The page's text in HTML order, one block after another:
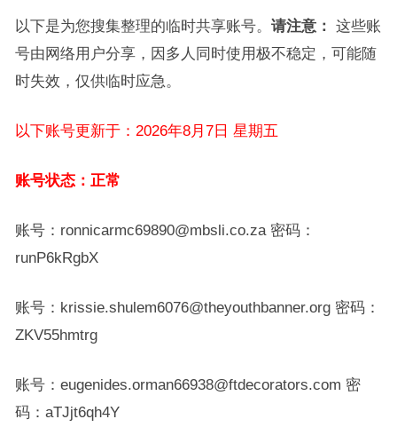
以下是为您搜集整理的临时共享账号。 请注意：
这些账
号由网络用户分享，因多人同时使用极不稳定，可能随
时失效，仅供临时应急。
以下账号更新于：2026年8月7日 星期五
账号状态：正常
账号：ronnicarmc69890@mbsli.co.za 密码：
runP6kRgbX
账号：krissie.shulem6076@theyouthbanner.org 密码：
ZKV55hmtrg
账号：eugenides.orman66938@ftdecorators.com 密
码：aTJjt6qh4Y